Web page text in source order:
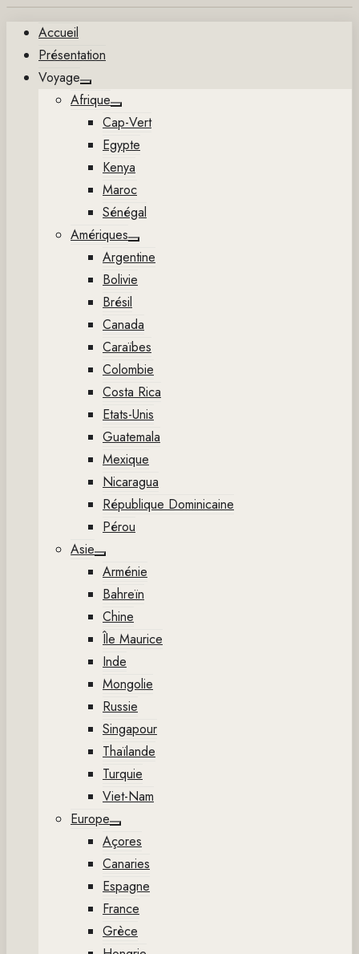
contenu
Accueil
Présentation
Voyage
Show
sub
menu
Afrique
Show
sub
menu
Cap-Vert
Egypte
Kenya
Maroc
Sénégal
Amériques
Show
sub
menu
Argentine
Bolivie
Brésil
Canada
Caraïbes
Colombie
Costa Rica
Etats-Unis
Guatemala
Mexique
Nicaragua
République Dominicaine
Pérou
Asie
Show
sub
menu
Arménie
Bahreïn
Chine
Île Maurice
Inde
Mongolie
Russie
Singapour
Thaïlande
Turquie
Viet-Nam
Europe
Show
sub
menu
Açores
Canaries
Espagne
France
Grèce